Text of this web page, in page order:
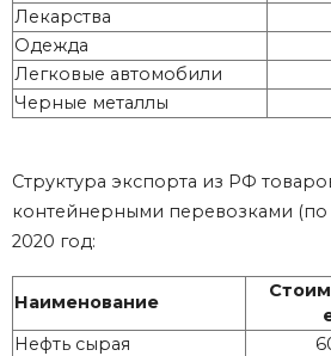
Лекарства
Одежда
Легковые автомобили
Черные металлы
Структура экспорта из РФ
контейнерными перевозками
2020 год:
Наименование
Нефть сырая